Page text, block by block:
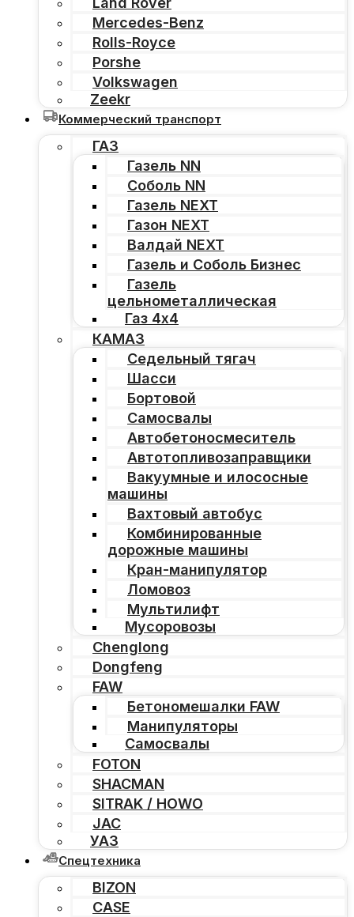
Mercedes-Benz
Rolls-Royce
Porshe
Volkswagen
Zeekr
Коммерческий транспорт
ГАЗ
Газель NN
Соболь NN
Газель NEXT
Газон NEXT
Валдай NEXT
Газель и Соболь Бизнес
Газель
цельнометаллическая
Газ 4х4
КАМАЗ
Седельный тягач
Шасси
Бортовой
Самосвалы
Автобетоносмеситель
Автотопливозаправщики
Вакуумные и илососные
машины
Вахтовый автобус
Комбинированные
дорожные машины
Кран-манипулятор
Ломовоз
Мультилифт
Мусоровозы
Chenglong
Dongfeng
FAW
Бетономешалки FAW
Манипуляторы
Самосвалы
FOTON
SHACMAN
SITRAK / HOWO
JAC
УАЗ
Спецтехника
BIZON
CASE